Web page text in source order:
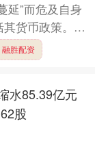
延”而危及自身
货币政策。贝
于公信力和
融胜配资
水85.39亿元
股